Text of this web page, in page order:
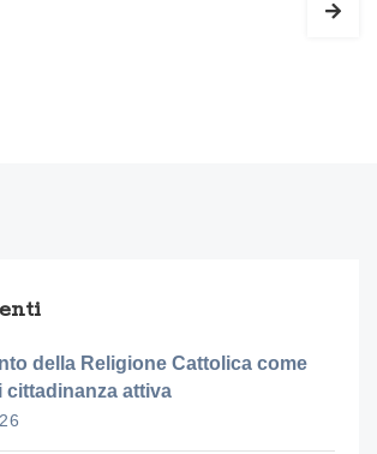
della Religione Cattolica come
cittadinanza attiva